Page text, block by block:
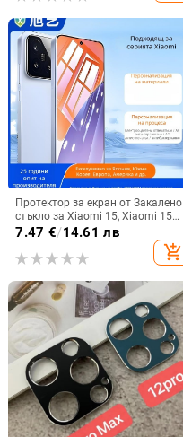
Протектор за екран от Закалено
стъкло за Xiaomi 15, Xiaomi 15
Pro и Redmi K70 Ultra –
антиотпечатък, HD пълен екран
7.47 €/14.61 лв
add_shopping_cart